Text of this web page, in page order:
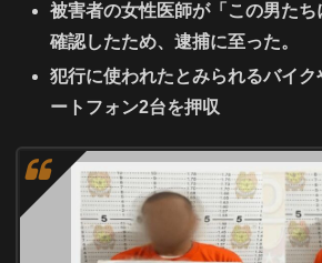
被害者の女性医師が「この男たち
確認したため、逮捕に至った。
犯行に使われたとみられるバイ
ートフォン2台を押収